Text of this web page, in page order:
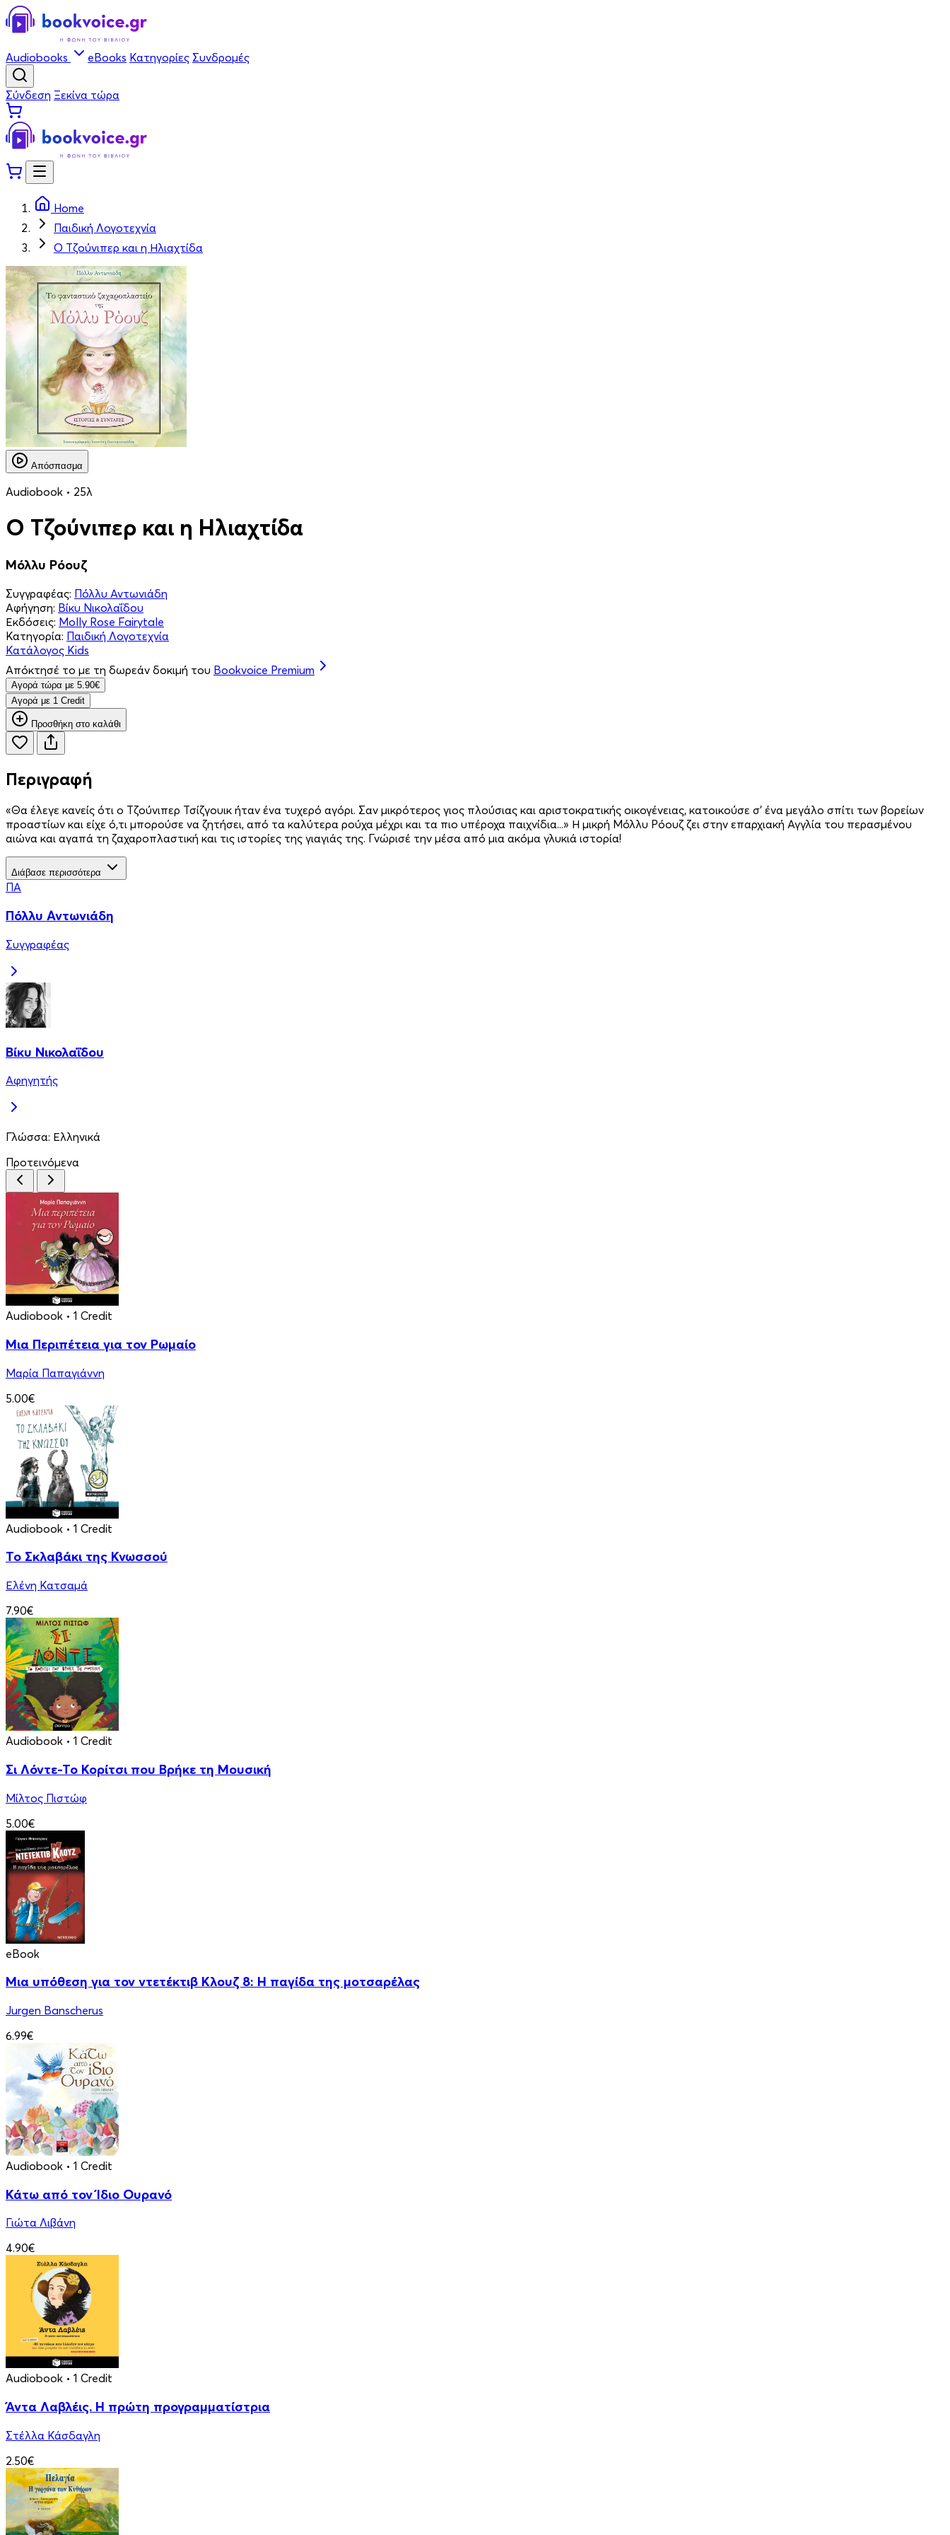
Audiobooks eBooks Κατηγορίες Συνδρομές
Σύνδεση Ξεκίνα τώρα
Home
Παιδική Λογοτεχνία
Ο Τζούνιπερ και η Ηλιαχτίδα
Απόσπασμα
Audiobook • 25λ
Ο Τζούνιπερ και η Ηλιαχτίδα
Μόλλυ Ρόουζ
Συγγραφέας: Πόλλυ Αντωνιάδη
Αφήγηση: Βίκυ Νικολαΐδου
Εκδόσεις: Molly Rose Fairytale
Κατηγορία: Παιδική Λογοτεχνία
Κατάλογος Kids
Απόκτησέ το με τη δωρεάν δοκιμή του Bookvoice Premium
Aγορά τώρα με 5.90€
Aγορά με 1 Credit
Προσθήκη στο καλάθι
Περιγραφή
«Θα έλεγε κανείς ότι ο Τζούνιπερ Τσίζγουικ ήταν ένα τυχερό αγόρι. Σαν μικρότερος γιος πλούσιας και αριστοκρατικής οικογένειας, κατοικούσε σ' ένα μεγάλο σπίτι των βορείων
προαστίων και είχε ό,τι μπορούσε να ζητήσει, από τα καλύτερα ρούχα μέχρι και τα πιο υπέροχα παιχνίδια...» Η μικρή Μόλλυ Ρόουζ ζει στην επαρχιακή Αγγλία του περασμένου
αιώνα και αγαπά τη ζαχαροπλαστική και τις ιστορίες της γιαγιάς της. Γνώρισέ την μέσα από μια ακόμα γλυκιά ιστορία!
Διάβασε περισσότερα
ΠΑ
Πόλλυ Αντωνιάδη
Συγγραφέας
Βίκυ Νικολαΐδου
Αφηγητής
Γλώσσα: Ελληνικά
Προτεινόμενα
Audiobook • 1 Credit
Μια Περιπέτεια για τον Ρωμαίο
Μαρία Παπαγιάννη
5.00€
Audiobook • 1 Credit
Το Σκλαβάκι της Κνωσσού
Ελένη Κατσαμά
7.90€
Audiobook • 1 Credit
Σι Λόντε-Το Κορίτσι που Βρήκε τη Μουσική
Μίλτος Πιστώφ
5.00€
eBook
Μια υπόθεση για τον ντετέκτιβ Κλουζ 8: Η παγίδα της μοτσαρέλας
Jurgen Banscherus
6.99€
Audiobook • 1 Credit
Κάτω από τον Ίδιο Ουρανό
Γιώτα Λιβάνη
4.90€
Audiobook • 1 Credit
Άντα Λαβλέις. Η πρώτη προγραμματίστρια
Στέλλα Κάσδαγλη
2.50€